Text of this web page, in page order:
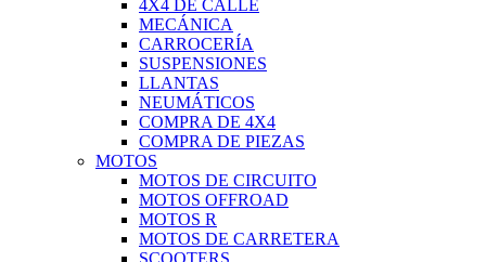
4X4 DE CALLE
MECÁNICA
CARROCERÍA
SUSPENSIONES
LLANTAS
NEUMÁTICOS
COMPRA DE 4X4
COMPRA DE PIEZAS
MOTOS
MOTOS DE CIRCUITO
MOTOS OFFROAD
MOTOS R
MOTOS DE CARRETERA
SCOOTERS